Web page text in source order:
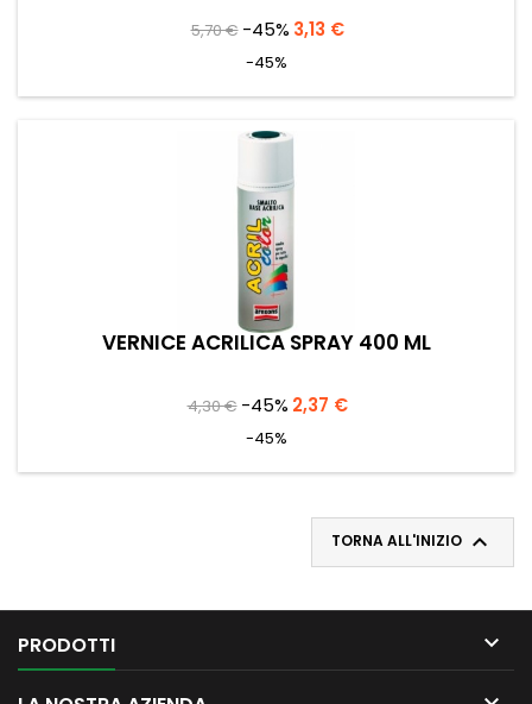
Prezzo
5,70 € -45% Prezzo
3,13 €
-45%
VERNICE ACRILICA SPRAY 400 ML
Prezzo
4,30 € -45% Prezzo
2,37 €
-45%
TORNA ALL'INIZIO 
PRODOTTI 